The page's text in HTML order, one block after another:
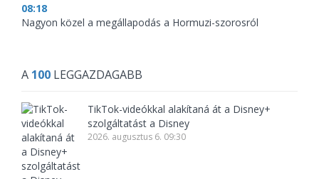
08:18
Nagyon közel a megállapodás a Hormuzi-szorosról
A 100 LEGGAZDAGABB
TikTok-videókkal alakítaná át a Disney+
szolgáltatást a Disney
2026. augusztus 6. 09:30